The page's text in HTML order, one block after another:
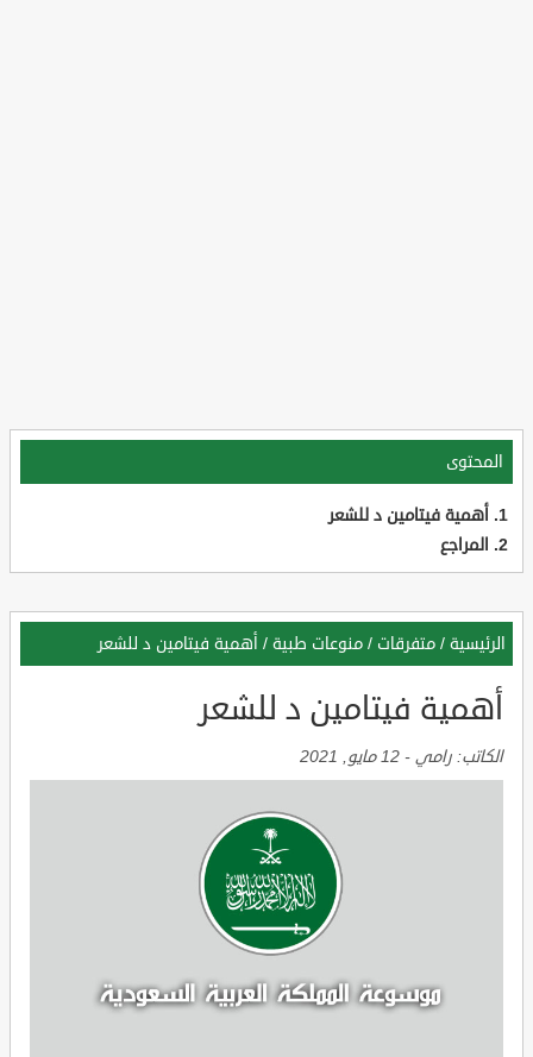
المحتوى
أهمية فيتامين د للشعر
المراجع
الرئيسية / متفرقات / منوعات طبية / أهمية فيتامين د للشعر
أهمية فيتامين د للشعر
الكاتب: رامي - 12 مايو, 2021